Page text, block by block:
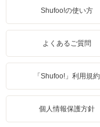
Shufoo!の使い方
よくあるご質問
「Shufoo!」利用規約
個人情報保護方針